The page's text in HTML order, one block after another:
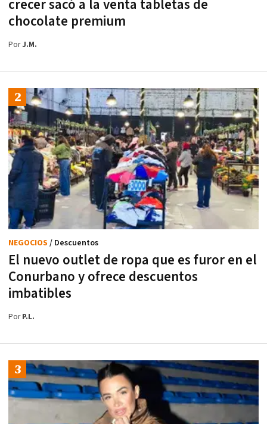
crecer sacó a la venta tabletas de
chocolate premium
PorJ.M.
El nuevo outlet de ropa que es furor en el
Conurbano y ofrece descuentos
imbatibles
NEGOCIOS / Descuentos
PorP.L.